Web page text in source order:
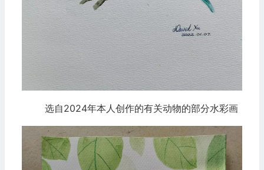
选自2024年本人创作的有关动物的部分水彩画